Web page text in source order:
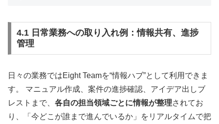
4.1 日常業務への取り入れ例：情報共有、進捗
管理
日々の業務ではEight Teamを“情報ハブ”として利用できま
す。 マニュアル作成、案件の進捗確認、アイデア出しブ
レストまで、 各自の担当領域ごとに情報が整理されてお
り、「今どこが誰まで進んでいるか」をリアルタイムで把